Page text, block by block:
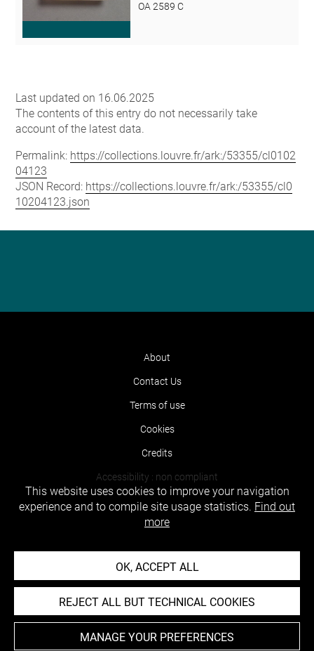
OA 2589 C
Last updated on 16.06.2025
The contents of this entry do not necessarily take
account of the latest data.
Permalink: https://collections.louvre.fr/ark:/53355/cl0102
04123
JSON Record: https://collections.louvre.fr/ark:/53355/cl0
10204123.json
About
Contact Us
Terms of use
Cookies
Credits
Accessibility : non compliant
This website uses cookies to improve your navigation
experience and to compile site usage statistics. Find out
more
OK, ACCEPT ALL
REJECT ALL BUT TECHNICAL COOKIES
MANAGE YOUR PREFERENCES